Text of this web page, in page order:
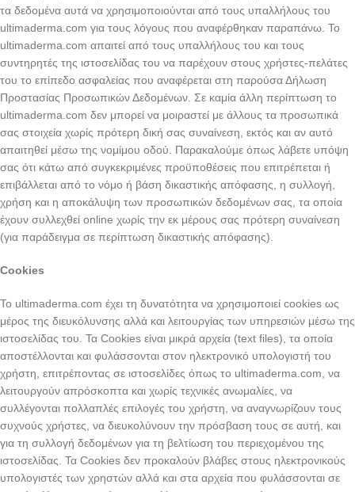
τα δεδομένα αυτά να χρησιμοποιούνται από τους υπαλλήλους του
ultimaderma.com για τους λόγους που αναφέρθηκαν παραπάνω. Το
ultimaderma.com απαιτεί από τους υπαλλήλους του και τους
συντηρητές της ιστοσελίδας του να παρέχουν στους χρήστες-πελάτες
του το επίπεδο ασφαλείας που αναφέρεται στη παρούσα Δήλωση
Προστασίας Προσωπικών Δεδομένων. Σε καμία άλλη περίπτωση το
ultimaderma.com δεν μπορεί να μοιραστεί με άλλους τα προσωπικά
σας στοιχεία χωρίς πρότερη δική σας συναίνεση, εκτός και αν αυτό
απαιτηθεί μέσω της νομίμου οδού. Παρακαλούμε όπως λάβετε υπόψη
σας ότι κάτω από συγκεκριμένες προϋποθέσεις που επιτρέπεται ή
επιβάλλεται από το νόμο ή βάση δικαστικής απόφασης, η συλλογή,
χρήση και η αποκάλυψη των προσωπικών δεδομένων σας, τα οποία
έχουν συλλεχθεί online χωρίς την εκ μέρους σας πρότερη συναίνεση
(για παράδειγμα σε περίπτωση δικαστικής απόφασης).
Cookies
Το ultimaderma.com έχει τη δυνατότητα να χρησιμοποιεί cookies ως
μέρος της διευκόλυνσης αλλά και λειτουργίας των υπηρεσιών μέσω της
ιστοσελίδας του. Τα Cookies είναι μικρά αρχεία (text files), τα οποία
απoστέλλονται και φυλάσσονται στον ηλεκτρονικό υπολογιστή του
χρήστη, επιτρέποντας σε ιστοσελίδες όπως το ultimaderma.com, να
λειτουργούν απρόσκοπτα και χωρίς τεχνικές ανωμαλίες, να
συλλέγονται πολλαπλές επιλογές του χρήστη, να αναγνωρίζουν τους
συχνούς χρήστες, να διευκολύνουν την πρόσβαση τους σε αυτή, και
για τη συλλογή δεδομένων για τη βελτίωση του περιεχομένου της
ιστοσελίδας. Τα Cookies δεν προκαλούν βλάβες στους ηλεκτρονικούς
υπολογιστές των χρηστών αλλά και στα αρχεία που φυλάσσονται σε